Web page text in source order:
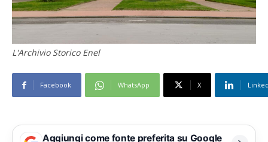
L'Archivio Storico Enel
Facebook WhatsApp X
Aggiungi come fonte preferita su Google